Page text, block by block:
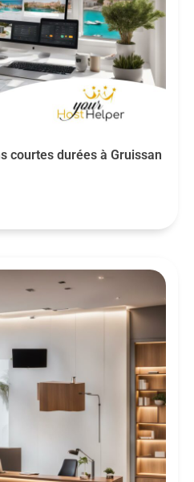
courtes durées à Gruissan